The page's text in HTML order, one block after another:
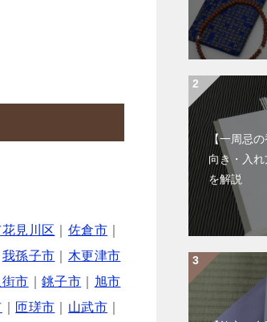
見川区 佐倉市
我孫子市
木更津市
街市 ｜銚子市
旭市
匝瑳市 山武市
【一周忌
向き・入
を解説